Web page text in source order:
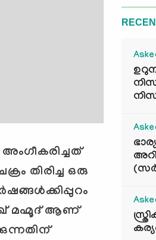
തിരിച്ച ഒരു
മഹ്മൂദ് ആണ്